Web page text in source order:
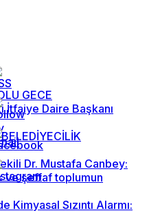
GECE
İtfaiye Daire Başkanı
Dr. Mustafa Canbey:
ve şeffaf toplumun
Kimyasal Sızıntı Alarmı: